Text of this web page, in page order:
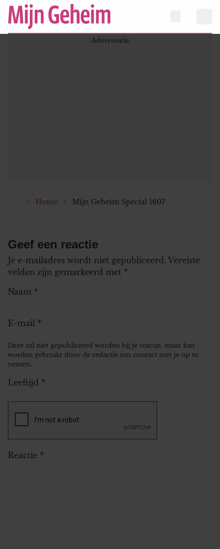
Home Mijn Geheim Special 1607
Geef een reactie
Je e-mailadres wordt niet gepubliceerd. Vereiste
velden zijn gemarkeerd met *
Naam *
E-mail *
Deze zal niet gepubliceerd worden bij je reactie, maar kan
worden gebruikt door de redactie om contact met je op te
nemen.
Leeftijd *
Reactie *